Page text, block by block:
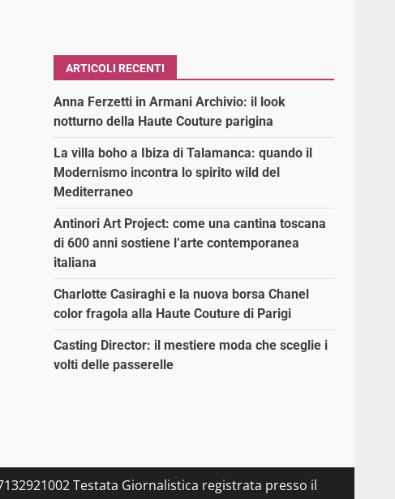
ARTICOLI RECENTI
Anna Ferzetti in Armani Archivio: il look
notturno della Haute Couture parigina
La villa boho a Ibiza di Talamanca: quando il
Modernismo incontra lo spirito wild del
Mediterraneo
Antinori Art Project: come una cantina toscana
di 600 anni sostiene l’arte contemporanea
italiana
Charlotte Casiraghi e la nuova borsa Chanel
color fragola alla Haute Couture di Parigi
Casting Director: il mestiere moda che sceglie i
volti delle passerelle
Testata Giornalistica registrata presso il